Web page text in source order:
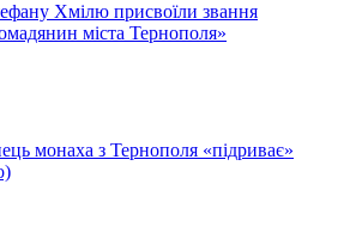
Хмілю присвоїли звання
міста Тернополя»
монаха з Тернополя «підриває»